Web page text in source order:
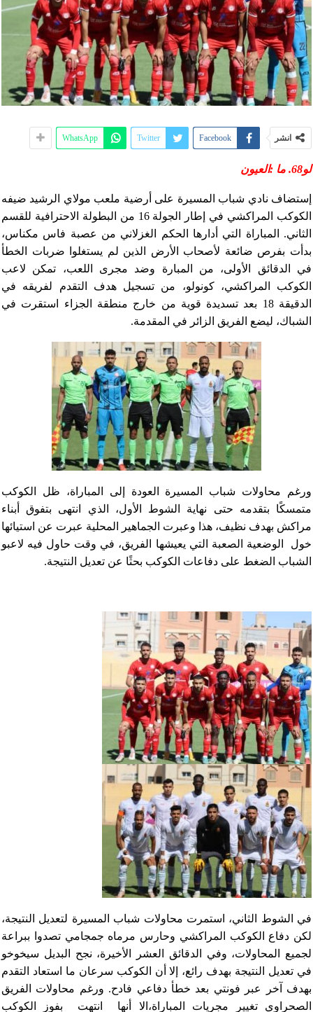
انشر Facebook
Twitter
WhatsApp
لو68. ما :العيون
إستضاف نادي شباب المسيرة على أرضية ملعب مولاي الرشيد ضيفه
الكوكب المراكشي في إطار الجولة 16 من البطولة الاحترافية للقسم
الثاني. المباراة التي أدارها الحكم الغزلاني من عصبة فاس مكناس،
بدأت بفرص ضائعة لأصحاب الأرض الذين لم يستغلوا ضربات الخطأ
في الدقائق الأولى، من المبارة وضد مجرى اللعب، تمكن لاعب
الكوكب المراكشي، كونولو، من تسجيل هدف التقدم لفريقه في
الدقيقة 18 بعد تسديدة قوية من خارج منطقة الجزاء استقرت في
الشباك، ليضع الفريق الزائر في المقدمة.
ورغم محاولات شباب المسيرة العودة إلى المباراة، ظل الكوكب
متمسكًا بتقدمه حتى نهاية الشوط الأول، الذي انتهى بتفوق أبناء
مراكش بهدف نظيف، هذا وعبرت الجماهير المحلية عبرت عن استيائها
خول الوضعية الصعبة التي يعيشها الفريق، في وقت حاول فيه لاعبو
الشباب الضغط على دفاعات الكوكب بحثًا عن تعديل النتيجة.
في الشوط الثاني، استمرت محاولات شباب المسيرة لتعديل النتيجة،
لكن دفاع الكوكب المراكشي وحارس مرماه جمجامي تصدوا ببراعة
لجميع المحاولات، وفي الدقائق العشر الأخيرة، نجح البديل سيخوخو
في تعديل النتيجة بهدف رائع، إلا أن الكوكب سرعان ما استعاد التقدم
بهدف آخر عبر فونتي بعد خطأ دفاعي فادح. ورغم محاولات الفريق
الصحراوي تغيير مجريات المباراة،الا أنها انتهت بفوز الكوكب